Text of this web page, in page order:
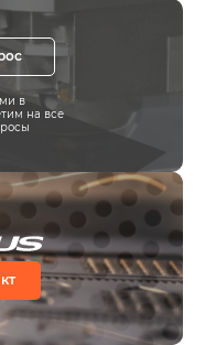
в
на все